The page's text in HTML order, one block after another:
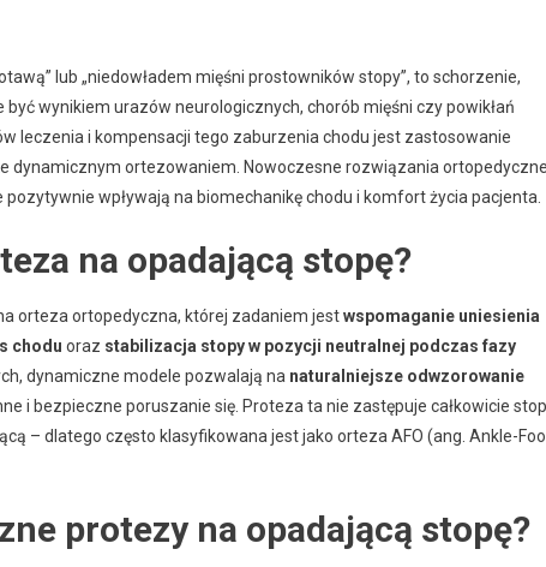
lub „niedowładem mięśni prostowników stopy”, to schorzenie,
wynikiem urazów neurologicznych, chorób mięśni czy powikłań
leczenia i kompensacji tego zaburzenia chodu jest zastosowanie
dynamicznym ortezowaniem. Nowoczesne rozwiązania
wpływają na biomechanikę chodu i komfort życia pacjenta.
na opadającą stopę?
orteza ortopedyczna, której zadaniem jestwspomaganie uniesienia
chodu oraz stabilizacja stopy w pozycji neutralnej podczas fazy
dynamiczne modele pozwalają na naturalniejsze odwzorowanie
i bezpieczne poruszanie się. Proteza ta nie zastępuje całkowicie
– dlatego często klasyfikowana jest jako orteza AFO (ang. Ankle-
protezy na opadającą stopę?